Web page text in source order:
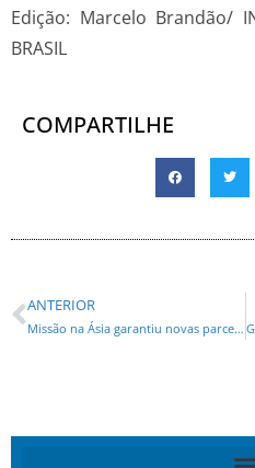
Edição: Marcelo Brandão/
BRASIL
COMPARTILHE
ANTERIOR
Missão na Ásia garantiu novas parcerias e deve abrir mercado aos produtos paranaenses